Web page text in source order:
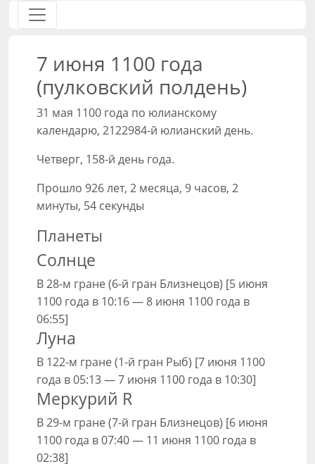
7 июня 1100 года
(пулковский полдень)
31 мая 1100 года по юлианскому
календарю, 2122984-й юлианский день.
Четверг, 158-й день года.
Прошло 926 лет, 2 месяца, 9 часов, 2
минуты, 54 секунды
Планеты
Солнце
В 28-м гране (6-й гран Близнецов) [5 июня
1100 года в 10:16 — 8 июня 1100 года в
06:55]
Луна
В 122-м гране (1-й гран Рыб) [7 июня 1100
года в 05:13 — 7 июня 1100 года в 10:30]
Меркурий R
В 29-м гране (7-й гран Близнецов) [6 июня
1100 года в 07:40 — 11 июня 1100 года в
02:38]